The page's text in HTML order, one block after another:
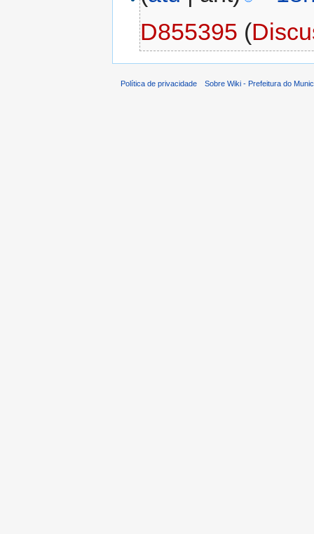
D855395 (
Política de privacidade Sobre Wiki - Prefeitura do